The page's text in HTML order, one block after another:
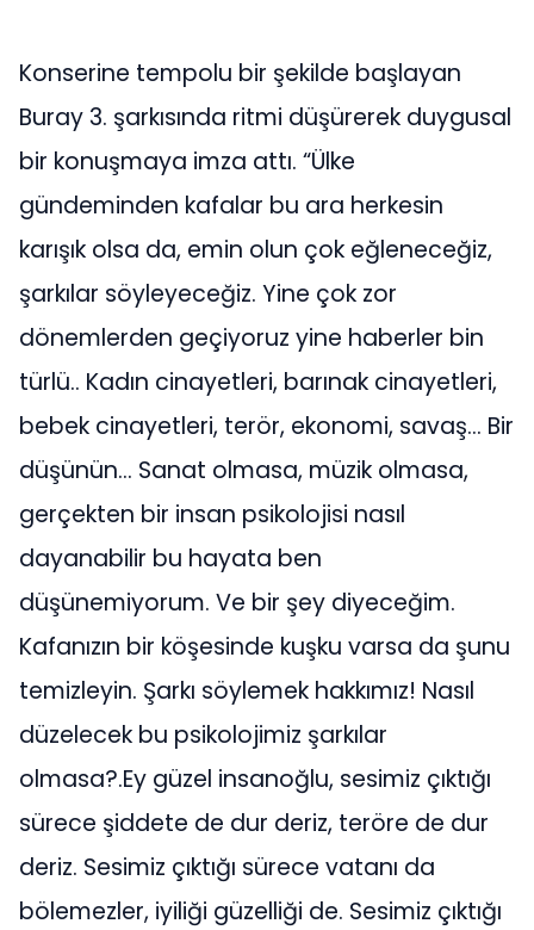
Konserine tempolu bir şekilde başlayan
Buray 3. şarkısında ritmi düşürerek duygusal
bir konuşmaya imza attı. “Ülke
gündeminden kafalar bu ara herkesin
karışık olsa da, emin olun çok eğleneceğiz,
şarkılar söyleyeceğiz. Yine çok zor
dönemlerden geçiyoruz yine haberler bin
türlü.. Kadın cinayetleri, barınak cinayetleri,
bebek cinayetleri, terör, ekonomi, savaş… Bir
düşünün… Sanat olmasa, müzik olmasa,
gerçekten bir insan psikolojisi nasıl
dayanabilir bu hayata ben
düşünemiyorum. Ve bir şey diyeceğim.
Kafanızın bir köşesinde kuşku varsa da şunu
temizleyin. Şarkı söylemek hakkımız! Nasıl
düzelecek bu psikolojimiz şarkılar
olmasa?.Ey güzel insanoğlu, sesimiz çıktığı
sürece şiddete de dur deriz, teröre de dur
deriz. Sesimiz çıktığı sürece vatanı da
bölemezler, iyiliği güzelliği de. Sesimiz çıktığı